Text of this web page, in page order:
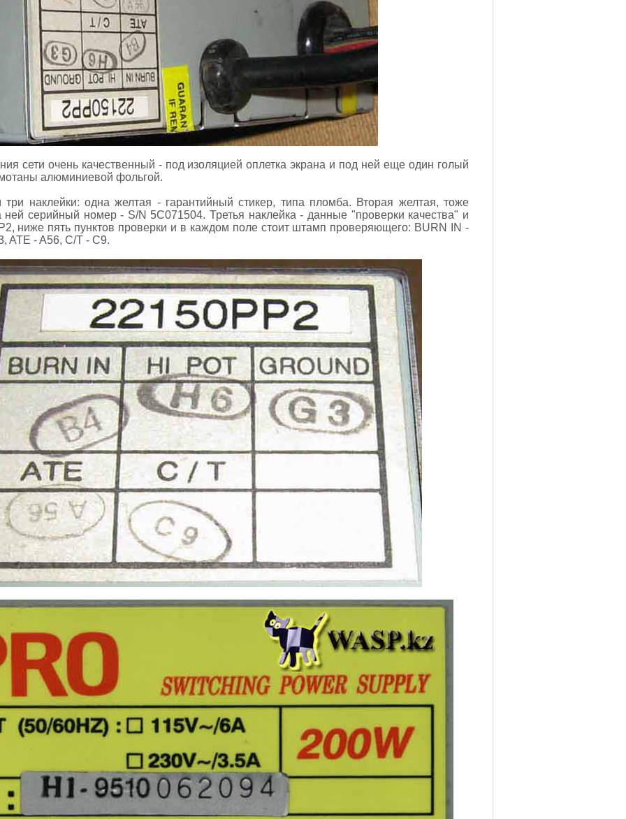
сети очень качественный - под изоляцией оплетка экрана и под ней еще один голый
алюминиевой фольгой.
наклейки: одна желтая - гарантийный стикер, типа пломба. Вторая желтая, тоже
серийный номер - S/N 5C071504. Третья наклейка - данные "проверки качества" и
ниже пять пунктов проверки и в каждом поле стоит штамп проверяющего: BURN IN -
ATE - A56, C/T - C9.